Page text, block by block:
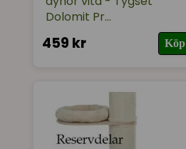
Dolomit Pr...
459 kr Köp